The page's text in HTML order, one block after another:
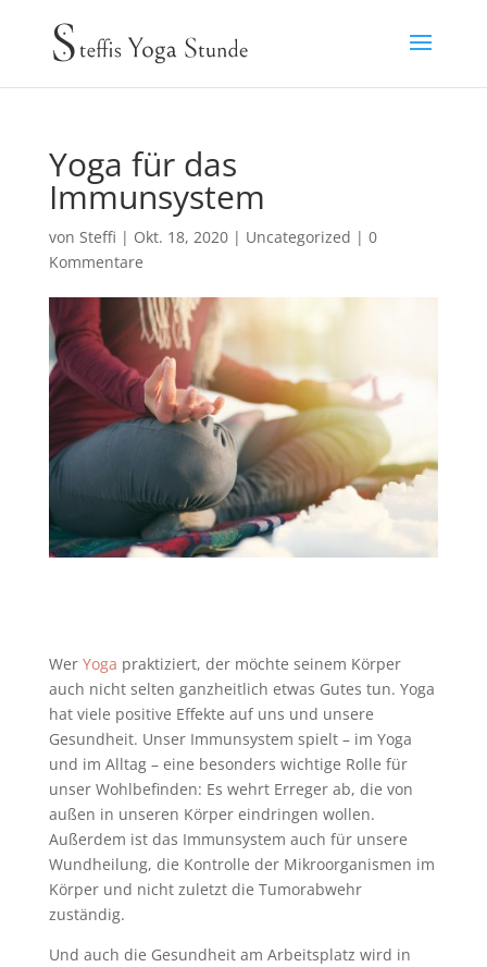
Yoga für das
Immunsystem
von Steffi | Okt. 18, 2020| Uncategorized | 0
Kommentare
Wer Yoga praktiziert, der möchte seinem Körper
auch nicht selten ganzheitlich etwas Gutes tun. Yoga
hat viele positive Effekte auf uns und unsere
Gesundheit. Unser Immunsystem spielt –im Yoga
und im Alltag –eine besonders wichtige Rolle für
unser Wohlbefinden: Es wehrt Erreger ab, die von
außen in unseren Körper eindringen wollen.
Außerdem ist das Immunsystem auch für unsere
Wundheilung, die Kontrolle der Mikroorganismen im
Körper und nicht zuletzt die Tumorabwehr
zuständig.
Und auch die Gesundheit am Arbeitsplatz wird in